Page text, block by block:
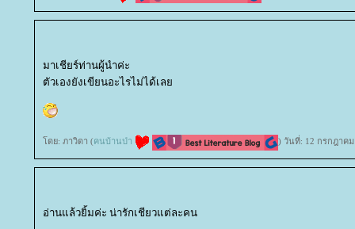
มาเชียร์ท่านผู้นำค่ะ
ตัวเองยังเขียนอะไรไม่ได้เล
ดย: ภาวิดา (คนบ้านป่า ) วันที่: 12 กรกฎาคม
อ่านแล้วยิ้มค่ะ น่ารักเชียวแต่ละคน